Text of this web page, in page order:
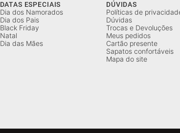
DATAS ESPECIAIS
Dia dos Namorados
Dia dos Pais
Black Friday
Natal
Dia das Mães
DÚVIDAS
Políticas de
Dúvidas
Trocas e Devoluções
Meus pedidos
Cartão presente
Sapatos confortáveis
Mapa do site